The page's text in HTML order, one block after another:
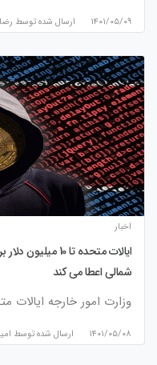
۱۴۰۱/۰۵/۰۹ ارسال شده توسط
اخبار
ایالات متحده تا
شمالی اعطا می کند
وزارت امور خارجه ایالات
۱۴۰۱/۰۵/۰۸ ارسال شده توسط